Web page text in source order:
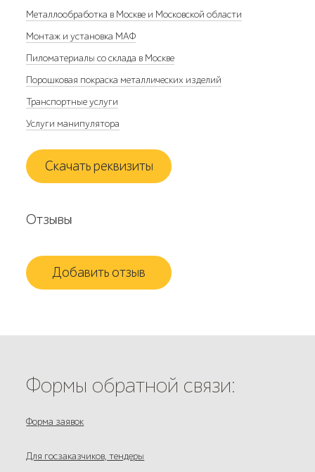
Металлообработка в Москве и Московской области
Монтаж и установка МАФ
Пиломатериалы со склада в Москве
Порошковая покраска металлических изделий
Транспортные услуги
Услуги манипулятора
Скачать реквизиты
Отзывы
Добавить отзыв
Формы обратной связи:
Форма заявок
Для госзаказчиков, тендеры